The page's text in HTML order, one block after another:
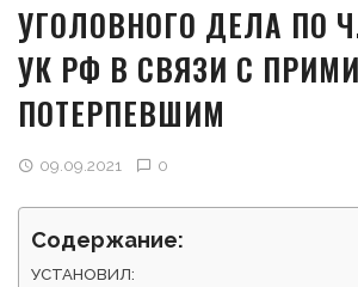
УГОЛОВНОГО ДЕЛА ПО Ч.
УК РФ В СВЯЗИ С
ПОТЕРПЕВШИМ
09.09.2021 0
Содержание:
УСТАНОВИЛ: